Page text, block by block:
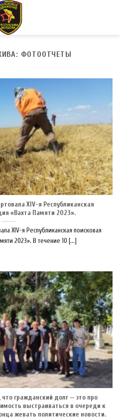
ФОТООТЧЕТЫ
XIV-я Республиканская
«Вахта Памяти 2023».
XIV-я Республиканская поисковая
2023». В течение 10 [...]
гражданский долг — это про
выстраиваться в очереди к
жевать политические новости.